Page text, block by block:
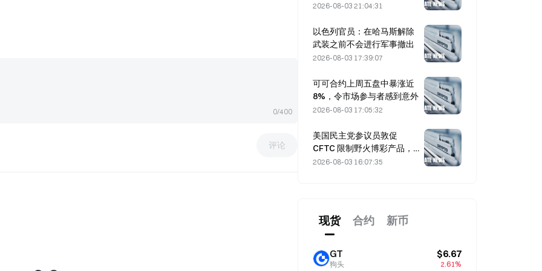
0/400
评论
务
2026-08-03 21:04:31
以色列官员：在哈马斯解除
武装之前不会进行军事撤出
2026-08-03 17:39:07
可可合约上周五盘中暴涨近
8%，令市场参与者感到意外
2026-08-03 17:05:32
美国民主党参议员敦促
CFTC 限制野火博彩产品，
因创纪录的野火季节
2026-08-03 16:07:35
现货 合约 新币
GT
狗头
$6.67
2.61%